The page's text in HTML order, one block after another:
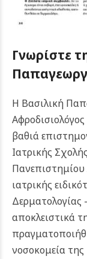
Γνωρίστε
Η Βασιλική
βαθιά
Ιατρικής
Πανεπιστημίου
ιατρικής
Δερματολογίας
αποκλειστικά
νοσοκομεία